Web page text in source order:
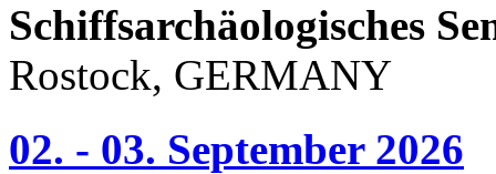
Schiffsarchäologisches
Rostock, GERMANY
02. - 03. September 2026